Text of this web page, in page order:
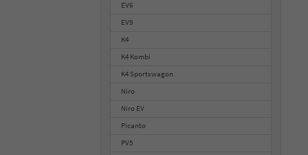
EV6
EV9
K4
K4 Kombi
K4 Sportswagon
Niro
Niro EV
Picanto
PV5